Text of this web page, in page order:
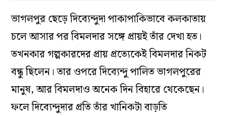
ভাগলপুর ছেড়ে দিব্যেন্দুদা পাকাপাকিভাবে কলকাতায়
চলে আসার পর বিমলদার সঙ্গে প্রায়ই তাঁর দেখা হত।
তখনকার গল্পকারদের প্রায় প্রত্যেকেই বিমলদার নিকট
বন্ধু ছিলেন। তার ওপরে দিব্যেন্দু পালিত ভাগলপুরের
মানুষ, আর বিমলদাও অনেক দিন বিহারে থেকেছেন।
ফলে দিব্যেন্দুদার প্রতি তাঁর খানিকটা বাড়তি